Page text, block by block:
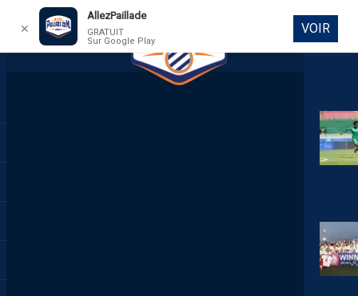
DIRECT
✕
AllezPaillade
GRATUIT
Sur Google Play
VOIR